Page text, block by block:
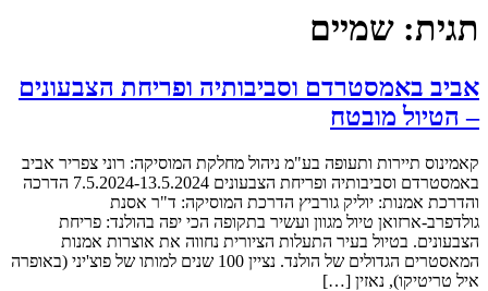
תגית: שמיים
אביב באמסטרדם וסביבותיה ופריחת הצבעונים
– הטיול מובטח
קאמינוס תיירות ותעופה בע"מ ניהול מחלקת המוסיקה: רוני צפריר אביב
באמסטרדם וסביבותיה ופריחת הצבעונים 7.5.2024-13.5.2024 הדרכה
והדרכת אמנות: יוליק גורביץ הדרכת המוסיקה: ד"ר אסנת
גולדפרב-ארזואן טיול מגוון ועשיר בתקופה הכי יפה בהולנד: פריחת
הצבעונים. בטיול בעיר התעלות הציורית נחווה את אוצרות אמנות
המאסטרים הגדולים של הולנד. נציין 100 שנים למותו של פוצ'יני (באופרה
איל טריטיקו), נאזין […]